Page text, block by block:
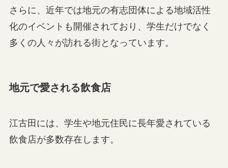
さらに、近年では地元の有志団体による地域活性
化のイベントも開催されており、学生だけでなく
多くの人々が訪れる街となっています。
地元で愛される飲食店
江古田には、学生や地元住民に長年愛されている
飲食店が多数存在します。